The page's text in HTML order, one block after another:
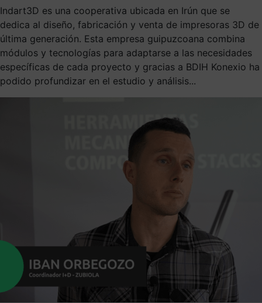
Indart3D es una cooperativa ubicada en Irún que se
dedica al diseño, fabricación y venta de impresoras 3D de
última generación. Esta empresa guipuzcoana combina
módulos y tecnologías para adaptarse a las necesidades
específicas de cada proyecto y gracias a BDIH Konexio ha
podido profundizar en el estudio y análisis...